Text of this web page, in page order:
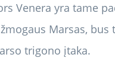
Venera yra tame
Marsas, bus
trigono įtaka.